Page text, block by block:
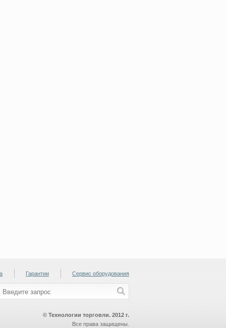
Гарантии Сервис оборудования
© Технологии торговли. 2012 г.
Все права защищены.